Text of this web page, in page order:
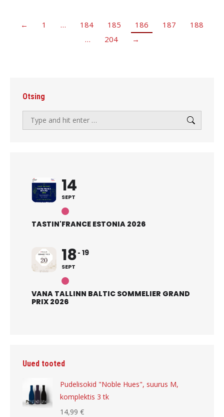
← 1 … 184 185 186 187
188
…
204 →
Otsing
Search:
14
SEPT
TASTIN'FRANCE ESTONIA 2026
18
SEPT
19
VANA TALLINN BALTIC SOMMELIER GRAND
PRIX 2026
Uued tooted
Pudelisokid "Noble Hues", suurus M,
komplektis 3 tk
14,99 €